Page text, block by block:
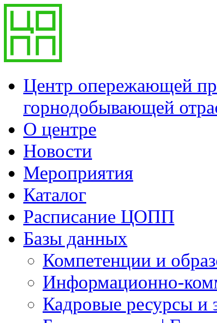
Центр опережающей
горнодобывающей
О центре
Новости
Мероприятия
Каталог
Расписание ЦОПП
Базы данных
Компетенции и
Информационно-
Кадровые ресурсы и